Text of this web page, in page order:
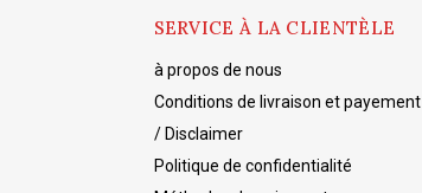
SERVICE À LA CLIENTÈLE
à propos de nous
Conditions de livraison et payement
/ Disclaimer
Politique de confidentialité